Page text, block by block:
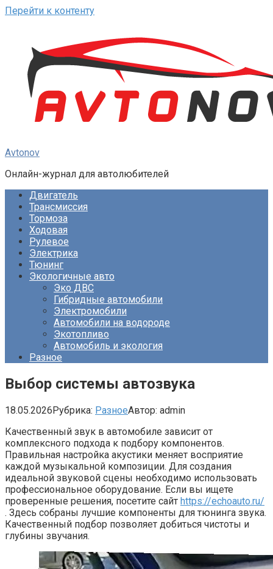
Перейти к контенту
Avtonov
Онлайн-журнал для автолюбителей
Двигатель
Трансмиссия
Тормоза
Ходовая
Рулевое
Электрика
Тюнинг
Экологичные авто
Эко ДВС
Гибридные автомобили
Электромобили
Автомобили на водороде
Экотопливо
Автомобиль и экология
Разное
Выбор системы автозвука
18.05.2026Рубрика: РазноеАвтор: admin
Качественный звук в автомобиле зависит от
комплексного подхода к подбору компонентов.
Правильная настройка акустики меняет восприятие
каждой музыкальной композиции. Для создания
идеальной звуковой сцены необходимо использовать
профессиональное оборудование. Если вы ищете
проверенные решения, посетите сайт https://echoauto.ru/
. Здесь собраны лучшие компоненты для тюнинга звука.
Качественный подбор позволяет добиться чистоты и
глубины звучания.